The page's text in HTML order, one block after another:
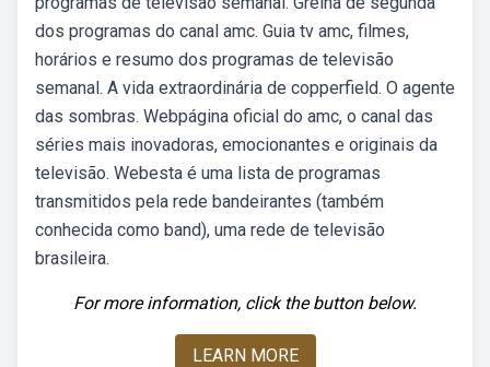
dos programas do canal amc. Guia tv amc, filmes,
horários e resumo dos programas de televisão
semanal. A vida extraordinária de copperfield. O agente
das sombras. Webpágina oficial do amc, o canal das
séries mais inovadoras, emocionantes e originais da
televisão. Webesta é uma lista de programas
transmitidos pela rede bandeirantes (também
conhecida como band), uma rede de televisão
brasileira.
For more information, click the button below.
LEARN MORE